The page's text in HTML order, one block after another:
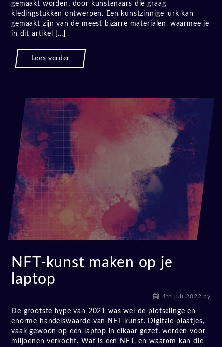
gemaakt worden, door kunstenaars die graag
kledingstukken ontwerpen. Een kunstzinnige jurk kan
gemaakt zijn van de meest bizarre materialen, waarmee je
in dit artikel […]
Lees verder
NFT-kunst maken op je
laptop
4th juli 2022 by
De grootste hype van 2021 was wel de plotselinge en
enorme handelswaarde van NFT-kunst. Digitale plaatjes,
vaak gewoon op een laptop in elkaar gezet, werden voor
miljoenen verkocht. Wat is een NFT, en waarom kan die